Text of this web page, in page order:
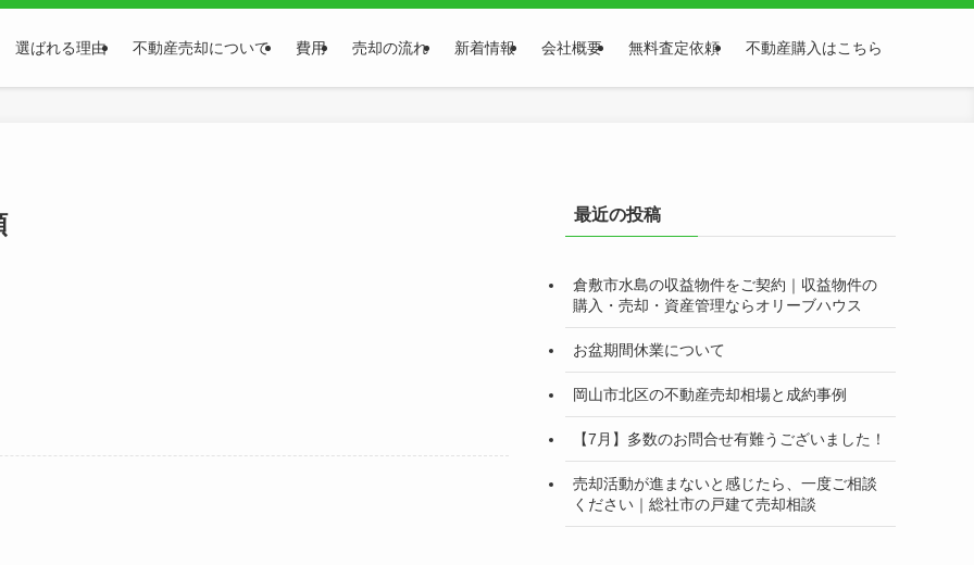
選ばれる理由 不動産売却について 費用 売却の流れ 新着情報 会社概要 無料査定依頼 不動産購入はこちら
最近の投稿
倉敷市水島の収益物件をご契約｜収益物件の
購入・売却・資産管理ならオリーブハウス
お盆期間休業について
岡山市北区の不動産売却相場と成約事例
【7月】多数のお問合せ有難うございました！
売却活動が進まないと感じたら、一度ご相談
ください｜総社市の戸建て売却相談